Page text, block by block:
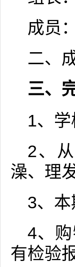
成员：
二、
三、
1、
2、
澡、理
3、
4、
有检验